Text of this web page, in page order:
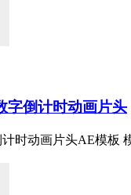
字倒计时动画片头
时动画片头AE模板